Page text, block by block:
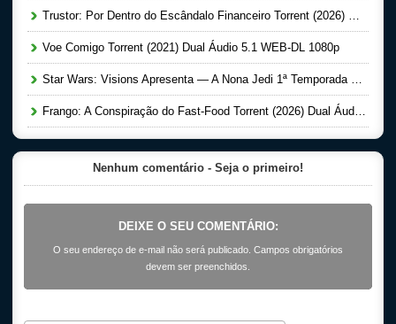
Trustor: Por Dentro do Escândalo Financeiro Torrent (2026) Dual Áudio 5.1 WEB-DL 1080p
Voe Comigo Torrent (2021) Dual Áudio 5.1 WEB-DL 1080p
Star Wars: Visions Apresenta — A Nona Jedi 1ª Temporada Completa Torrent (2026) Dual Áudio 5.1 WEB-DL 1080p
Frango: A Conspiração do Fast-Food Torrent (2026) Dual Áudio 5.1 WEB-DL 1080p
Nenhum comentário - Seja o primeiro!
DEIXE O SEU COMENTÁRIO:
O seu endereço de e-mail não será publicado. Campos obrigatórios
devem ser preenchidos.